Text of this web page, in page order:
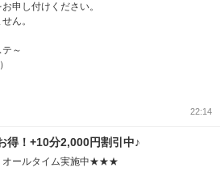
申し付けください。
ん。
～
22:14
得！+10分2,000円割引中♪
ールタイム実施中★★★